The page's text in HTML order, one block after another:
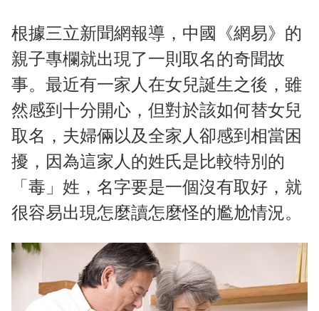
根據三立新聞網報導，中國《網易》的
親子專欄就出現了一則取名的奇聞故
事。最近有一家人在女兒誕生之後，雖
然感到十分開心，但對於該如何替女兒
取名，夫婦倆以及全家人卻感到相當困
擾，因為這家人的姓氏是比較特別的
「毒」姓，名字要是一個沒有取好，就
很容易出現怎麼讀怎麼怪的尷尬情況。